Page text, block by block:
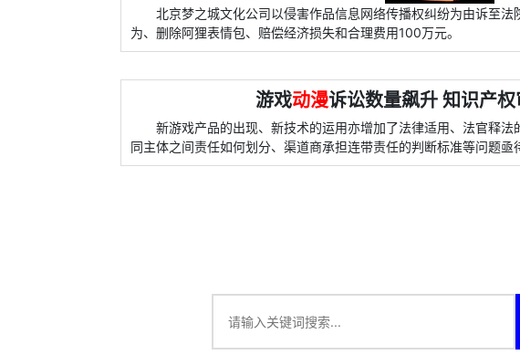
北京梦之城文化公司以侵害作品信息网络传播权纠纷为由诉至
为、删除阿狸表情包、赔偿经济损失和合理费用100万元。
游戏动漫诉讼数量飙升 知识产
新游戏产品的出现、新技术的运用亦增加了法律适用、法官释
同主体之间责任如何划分、渠道商承担连带责任的判断标准等问题亟